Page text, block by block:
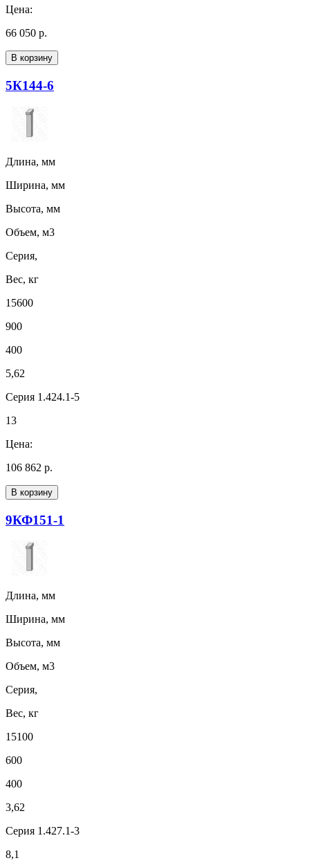
Цена:
66 050 р.
В корзину
5К144-6
Длина, мм
Ширина, мм
Высота, мм
Объем, м3
Серия,
Вес, кг
15600
900
400
5,62
Серия 1.424.1-5
13
Цена:
106 862 р.
В корзину
9КФ151-1
Длина, мм
Ширина, мм
Высота, мм
Объем, м3
Серия,
Вес, кг
15100
600
400
3,62
Серия 1.427.1-3
8,1